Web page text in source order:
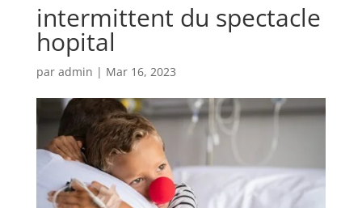
intermittent du spectacle
hopital
par admin | Mar 16, 2023